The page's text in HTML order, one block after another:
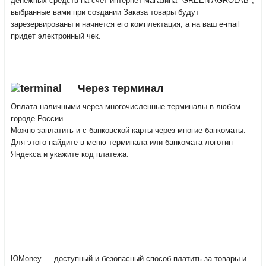
выбранные вами при создании Заказа товары будут
зарезервированы и начнется его комплектация, а на ваш e-mail
придет электронный чек.
Через терминал
Оплата наличными через многочисленные терминалы в любом
городе России.
Можно заплатить и с банковской карты через многие банкоматы.
Для этого найдите в меню терминала или банкомата логотип
Яндекса и укажите код платежа.
ЮMoney — доступный и безопасный способ платить за товары и